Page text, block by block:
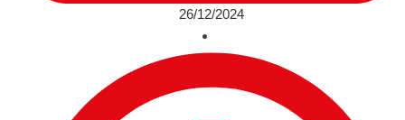
26/12/2024